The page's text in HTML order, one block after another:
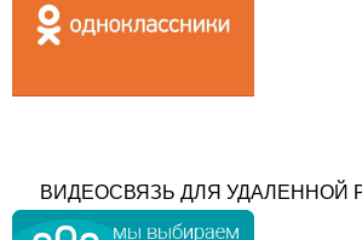
ВИДЕОСВЯЗЬ ДЛЯ УДАЛЕННОЙ